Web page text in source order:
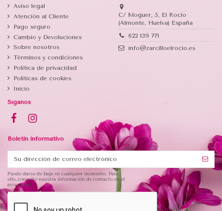
Aviso legal
Atención al Cliente
Pago seguro
Cambio y Devoluciones
Sobre nosotros
Términos y condiciones
Política de privacidad
Politicas de cookies
Inicio
C/ Moguer, 5, El Rocío
(Almonte, Huelva) España
622 139 771
info@zarcilloelrocio.es
Síganos
Boletin informativo
Puede darse de baja en cualquier momento. Para
ello, consulte nuestra información de contacto en el
aviso legal.